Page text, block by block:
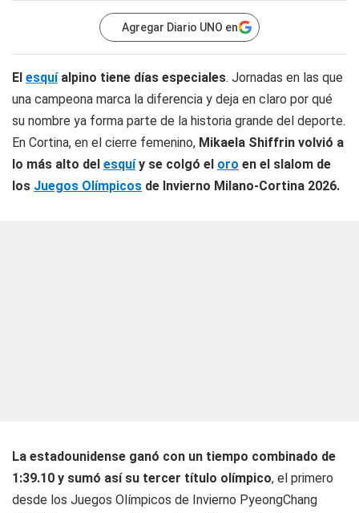
Agregar Diario UNO en
El esquíalpino tiene días especiales. Jornadas en las que
una campeona marca la diferencia y deja en claro por qué
su nombre ya forma parte de la historia grande del deporte.
En Cortina, en el cierre femenino, Mikaela Shiffrin volvió a
lo más alto del esquíy se colgó el oro en el slalom de
los Juegos Olímpicos de Invierno Milano-Cortina 2026.
La estadounidense ganó con un tiempo combinado de
1:39.10 y sumó así su tercer título olímpico, el primero
desde los Juegos Olímpicos de Invierno PyeongChang